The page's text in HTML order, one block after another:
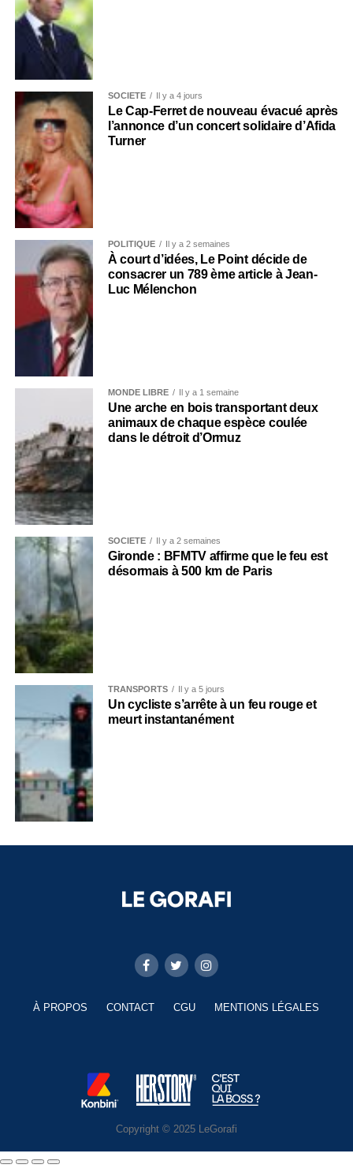
SOCIÉTÉ Il y a 4 jours
Le Cap-Ferret de nouveau évacué après
l’annonce d’un concert solidaire d’Afida
Turner
POLITIQUE Il y a 2 semaines
À court d’idées, Le Point décide de
consacrer un 789 ème article à Jean-
Luc Mélenchon
MONDE LIBRE Il y a 1 semaine
Une arche en bois transportant deux
animaux de chaque espèce coulée
dans le détroit d’Ormuz
SOCIÉTÉ Il y a 2 semaines
Gironde : BFMTV affirme que le feu est
désormais à 500 km de Paris
TRANSPORTS Il y a 5 jours
Un cycliste s’arrête à un feu rouge et
meurt instantanément
À PROPOS CONTACT CGU MENTIONS LÉGALES
Copyright © 2025 LeGorafi